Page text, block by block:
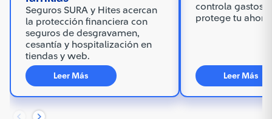
Seguros SURA y Hites acercan
la protección financiera con
seguros de desgravamen,
cesantía y hospitalización en
tiendas y web.
Leer Más
controla gastos
protege tu
Leer Más